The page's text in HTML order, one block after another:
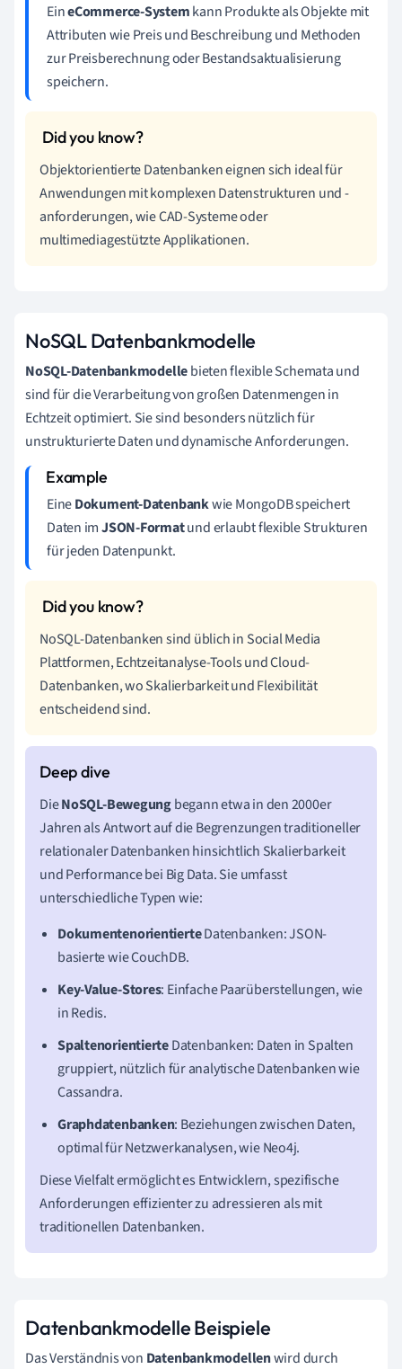
EineCommerce-Systemkann Produkte als Objekte mit
Attributen wie Preis und Beschreibung und Methoden
zur Preisberechnung oder Bestandsaktualisierung
speichern.
Objektorientierte Datenbanken eignen sich ideal für
Anwendungen mit komplexen Datenstrukturen und -
anforderungen, wie CAD-Systeme oder
multimediagestützte Applikationen.
NoSQL Datenbankmodelle
NoSQL-Datenbankmodellebieten flexible Schemata und
sind für die Verarbeitung von großen Datenmengen in
Echtzeit optimiert. Sie sind besonders nützlich für
unstrukturierte Daten und dynamische Anforderungen.
EineDokument-Datenbankwie MongoDB speichert
Daten imJSON-Formatund erlaubt flexible Strukturen
für jeden Datenpunkt.
NoSQL-Datenbanken sind üblich in Social Media
Plattformen, Echtzeitanalyse-Tools und Cloud-
Datenbanken, wo Skalierbarkeit und Flexibilität
entscheidend sind.
DieNoSQL-Bewegungbegann etwa in den 2000er
Jahren als Antwort auf die Begrenzungen traditioneller
relationaler Datenbanken hinsichtlich Skalierbarkeit
und Performance bei Big Data. Sie umfasst
unterschiedliche Typen wie:
DokumentenorientierteDatenbanken: JSON-
basierte wie CouchDB.
Key-Value-Stores: Einfache Paarüberstellungen, wie
in Redis.
SpaltenorientierteDatenbanken: Daten in Spalten
gruppiert, nützlich für analytische Datenbanken wie
Cassandra.
Graphdatenbanken: Beziehungen zwischen Daten,
optimal für Netzwerkanalysen, wie Neo4j.
Diese Vielfalt ermöglicht es Entwicklern, spezifische
Anforderungen effizienter zu adressieren als mit
traditionellen Datenbanken.
Datenbankmodelle Beispiele
Das Verständnis von Datenbankmodellenwird durch